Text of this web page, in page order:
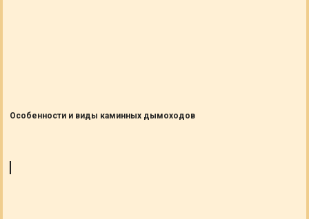
Особенности и виды каминных дымоходов